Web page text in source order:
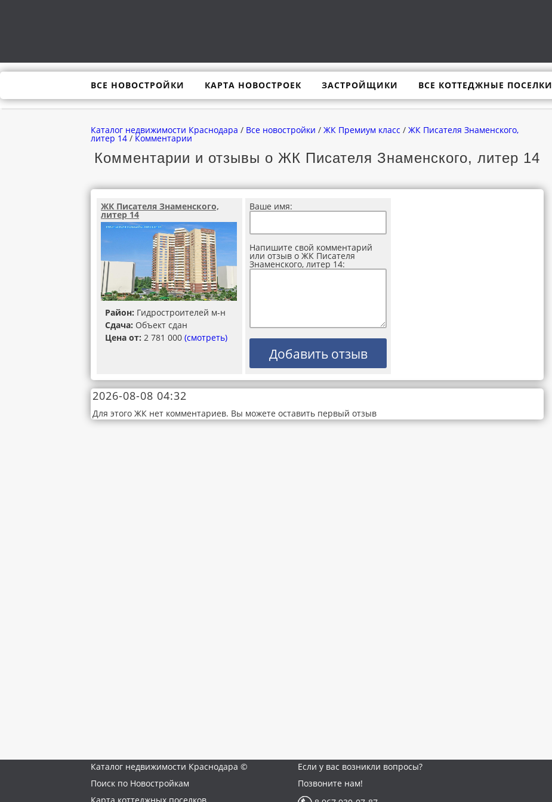
ВСЕ НОВОСТРОЙКИ КАРТА НОВОСТРОЕК ЗАСТРОЙЩИКИ ВСЕ КОТТЕДЖНЫЕ ПОСЕЛКИ
Каталог недвижимости Краснодара / Все новостройки / ЖК Премиум класс / ЖК Писателя Знаменского,
литер 14 / Комментарии
Комментарии и отзывы о ЖК Писателя Знаменского, литер 14
ЖК Писателя Знаменского,
литер 14
Район: Гидростроителей м-н
Сдача: Объект сдан
Цена от: 2 781 000 (смотреть)
Ваше имя:
Напишите свой комментарий
или отзыв о ЖК Писателя
Знаменского, литер 14:
2026-08-08 04:32
Для этого ЖК нет комментариев. Вы можете оставить первый отзыв
Каталог недвижимости Краснодара ©
Поиск по Новостройкам
Если у вас возникли вопросы?
Позвоните нам!